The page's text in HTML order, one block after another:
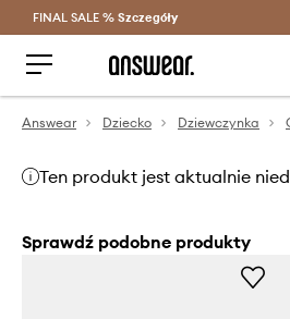
Oszczędzaj z Answear
FINAL SALE % Szczegóły
Answear Dziecko Dziewczynka
Ten produkt jest aktualnie
Sprawdź podobne produkty